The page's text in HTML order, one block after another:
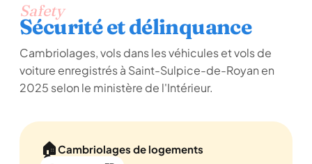
Safety
Sécurité et délinquance
Cambriolages, vols dans les véhicules et vols de
voiture enregistrés à Saint-Sulpice-de-Royan en
2025 selon le ministère de l'Intérieur.
🏠Cambriolages de logements